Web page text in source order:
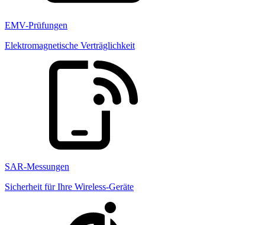
EMV-Prüfungen
Elektromagnetische Verträglichkeit
SAR-Messungen
Sicherheit für Ihre Wireless-Geräte